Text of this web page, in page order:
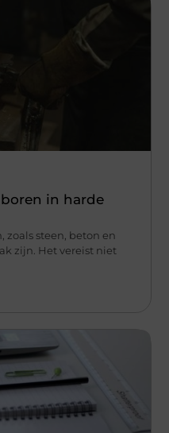
in harde
zoals steen, beton en
zijn. Het vereist niet